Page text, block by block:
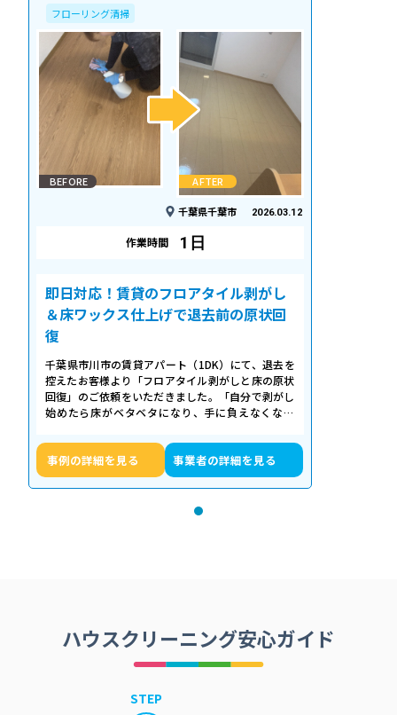
フローリング清掃
BEFORE AFTER
千葉県千葉市 2026.03.12
作業時間 1日
即日対応！賃貸のフロアタイル剥がし
＆床ワックス仕上げで退去前の原状回
復
千葉県市川市の賃貸アパート（1DK）にて、退去を
控えたお客様より「フロアタイル剥がしと床の原状
回復」のご依頼をいただきました。「自分で剥がし
始めたら床がベタベタになり、手に負えなくなっ
事例の詳細を見る 事業者の詳細を見る
ハウスクリーニング安心ガイド
STEP